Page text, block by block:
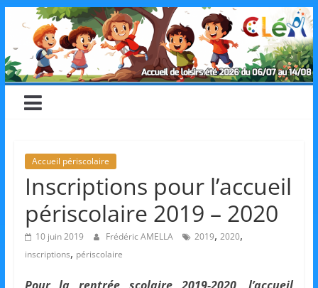
content
CLéA
–
les
Loisirs,
Accueil périscolaire
Inscriptions pour l’accueil
périscolaire 2019 – 2020
10 juin 2019 Frédéric AMELLA 2019, 2020,
inscriptions, périscolaire